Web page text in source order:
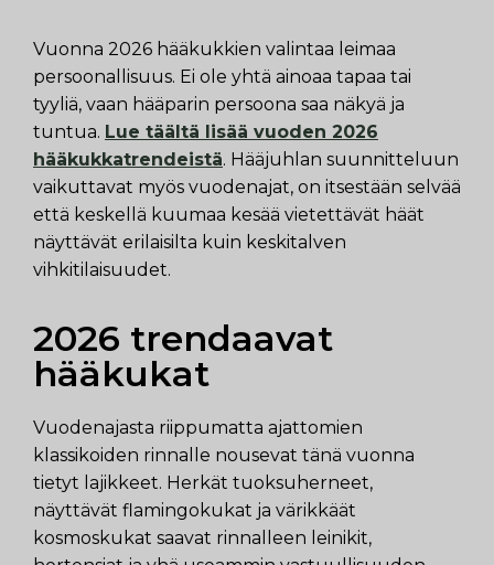
Vuonna 2026 hääkukkien valintaa leimaa
persoonallisuus. Ei ole yhtä ainoaa tapaa tai
tyyliä, vaan hääparin persoona saa näkyä ja
tuntua. Lue täältä lisää vuoden 2026
hääkukkatrendeistä. Hääjuhlan suunnitteluun
vaikuttavat myös vuodenajat, on itsestään selvää
että keskellä kuumaa kesää vietettävät häät
näyttävät erilaisilta kuin keskitalven
vihkitilaisuudet.
2026 trendaavat
hääkukat
Vuodenajasta riippumatta ajattomien
klassikoiden rinnalle nousevat tänä vuonna
tietyt lajikkeet. Herkät tuoksuherneet,
näyttävät flamingokukat ja värikkäät
kosmoskukat saavat rinnalleen leinikit,